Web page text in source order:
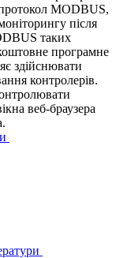
MODBUS,
після
таких
програмне
здійснювати
контролерів.
веб-браузера